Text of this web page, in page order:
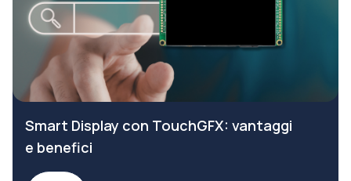
Smart Display con TouchGFX: vantaggi
e benefici